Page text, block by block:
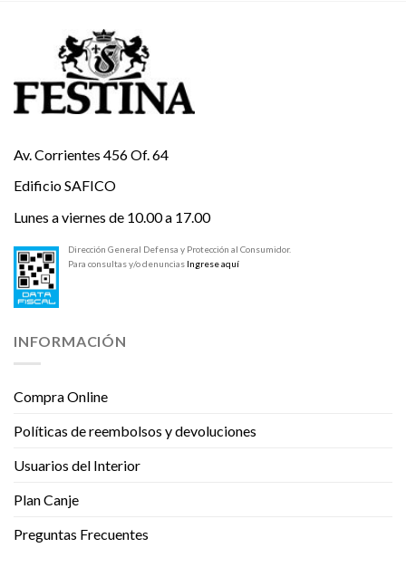
Av. Corrientes 456 Of. 64
Edificio SAFICO
Lunes a viernes de 10.00 a 17.00
Dirección General Defensa y Protección al Consumidor.
Para consultas y/o denuncias Ingrese aquí
INFORMACIÓN
Compra Online
Políticas de reembolsos y devoluciones
Usuarios del Interior
Plan Canje
Preguntas Frecuentes